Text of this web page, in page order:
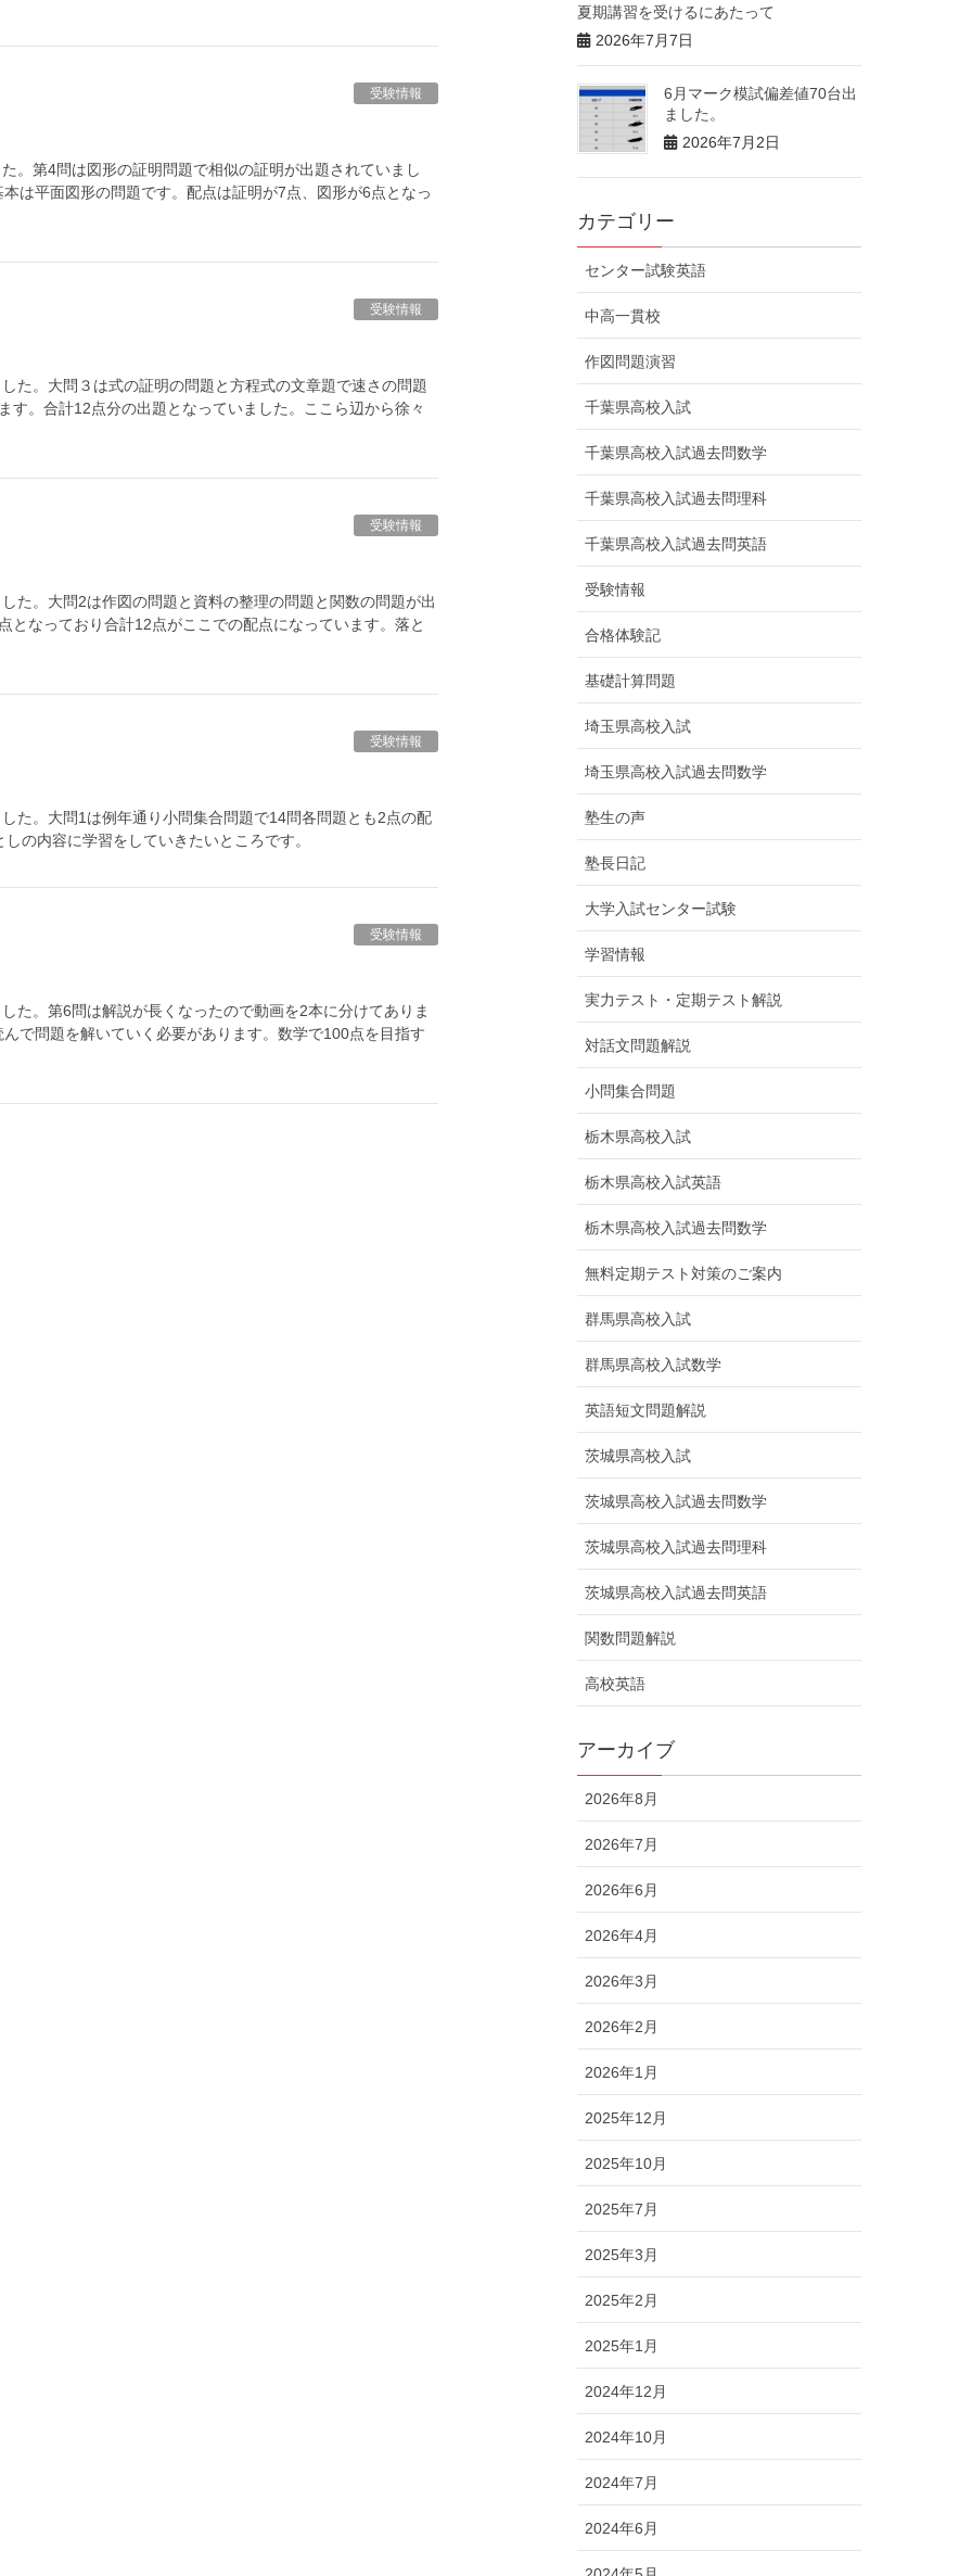
受験情報
。第4問は図形の証明問題で相似の証明が出題されていまし
は平面図形の問題です。配点は証明が7点、図形が6点となっ
受験情報
た。大問３は式の証明の問題と方程式の文章題で速さの問題
。合計12点分の出題となっていました。ここら辺から徐々
受験情報
た。大問2は作図の問題と資料の整理の問題と関数の問題が出
となっており合計12点がここでの配点になっています。落と
受験情報
た。大問1は例年通り小問集合問題で14問各問題とも2点の配
の内容に学習をしていきたいところです。
受験情報
た。第6問は解説が長くなったので動画を2本に分けてありま
で問題を解いていく必要があります。数学で100点を目指す
夏期講習を受けるにあたって
2026年7月7日
6月マーク模試偏差値70台出
ました。
2026年7月2日
カテゴリー
センター試験英語
中高一貫校
作図問題演習
千葉県高校入試
千葉県高校入試過去問数学
千葉県高校入試過去問理科
千葉県高校入試過去問英語
受験情報
合格体験記
基礎計算問題
埼玉県高校入試
埼玉県高校入試過去問数学
塾生の声
塾長日記
大学入試センター試験
学習情報
実力テスト・定期テスト解説
対話文問題解説
小問集合問題
栃木県高校入試
栃木県高校入試英語
栃木県高校入試過去問数学
無料定期テスト対策のご案内
群馬県高校入試
群馬県高校入試数学
英語短文問題解説
茨城県高校入試
茨城県高校入試過去問数学
茨城県高校入試過去問理科
茨城県高校入試過去問英語
関数問題解説
高校英語
アーカイブ
2026年8月
2026年7月
2026年6月
2026年4月
2026年3月
2026年2月
2026年1月
2025年12月
2025年10月
2025年7月
2025年3月
2025年2月
2025年1月
2024年12月
2024年10月
2024年7月
2024年6月